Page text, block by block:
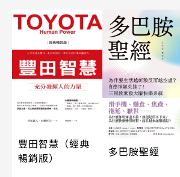
豐田智慧（經典
暢銷版）
多巴胺聖經